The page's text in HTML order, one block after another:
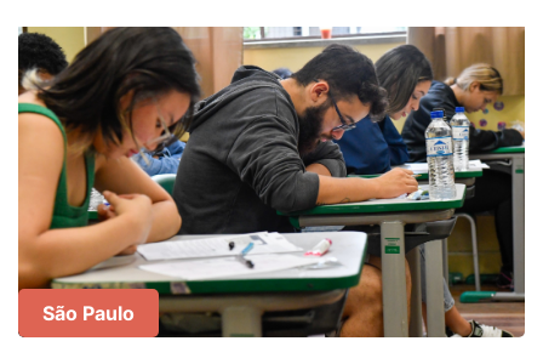
São Paulo